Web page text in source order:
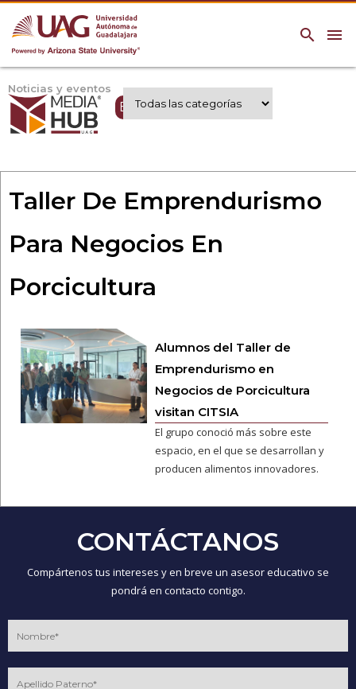
menu
search
Noticias y eventos
Expertos UAG
Taller De Emprendurismo
Para Negocios En
Porcicultura
Alumnos del Taller de
Emprendurismo en
Negocios de Porcicultura
visitan CITSIA
El grupo conoció más sobre este
espacio, en el que se desarrollan y
producen alimentos innovadores.
CONTÁCTANOS
Compártenos tus intereses y en breve un asesor educativo se
pondrá en contacto contigo.